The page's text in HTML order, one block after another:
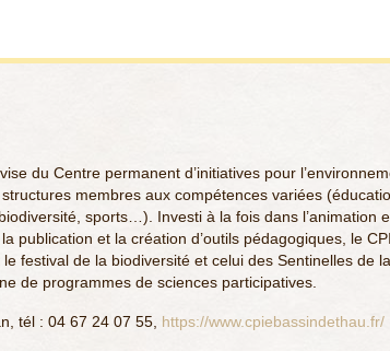
du Centre permanent d’initiatives pour
membres aux compétences variées
sports…). Investi à la fois dans l’animation
publication et la création d’outils pédagogiques, le
festival de la biodiversité et celui des Sentinelles de
de programmes de sciences participatives.
tél : 04 67 24 07 55, https://www.cpiebassindethau.fr/